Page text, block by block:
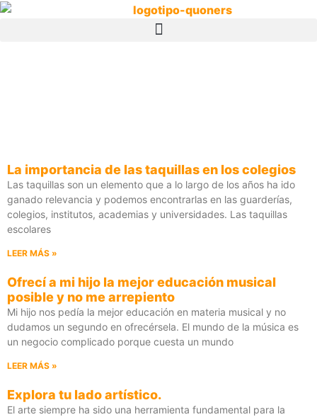
La importancia de las taquillas en los colegios
Las taquillas son un elemento que a lo largo de los años ha ido
ganado relevancia y podemos encontrarlas en las guarderías,
colegios, institutos, academias y universidades. Las taquillas
escolares
LEER MÁS »
Ofrecí a mi hijo la mejor educación musical
posible y no me arrepiento
Mi hijo nos pedía la mejor educación en materia musical y no
dudamos un segundo en ofrecérsela. El mundo de la música es
un negocio complicado porque cuesta un mundo
LEER MÁS »
Explora tu lado artístico.
El arte siempre ha sido una herramienta fundamental para la